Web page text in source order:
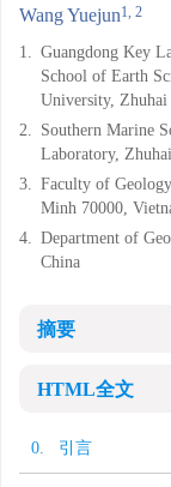
Wang Yuejun1, 2
1. Guangdong Key
School of Earth
University, Zhuhai
2. Southern Marine
Laboratory,
3. Faculty of
Minh 70000,
4. Department of
China
摘要
HTML全文
0. 引言